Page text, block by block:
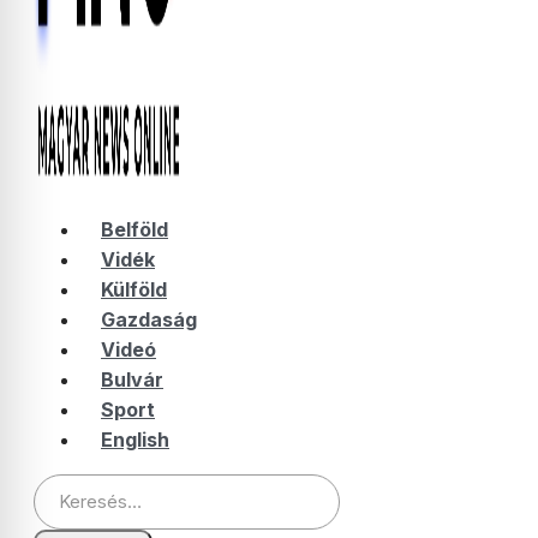
Belföld
Vidék
Külföld
Gazdaság
Videó
Bulvár
Sport
English
Keresés: